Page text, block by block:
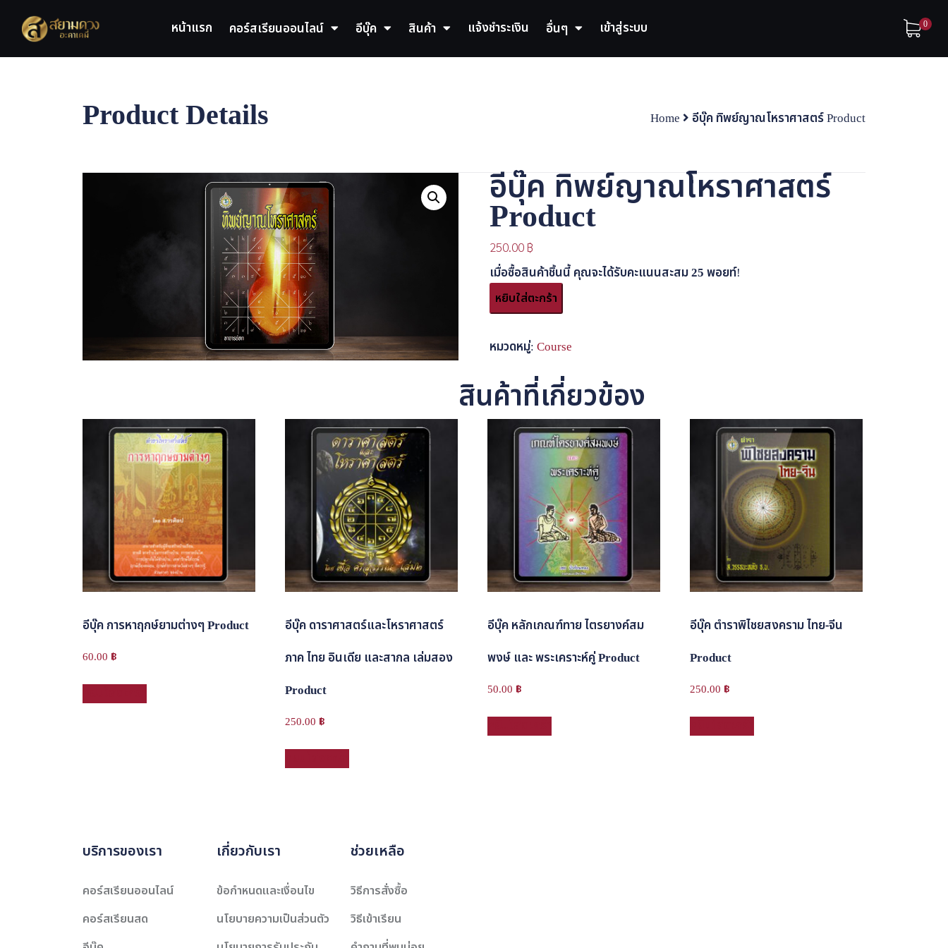
content
หน้าแรก คอร์สเรียนออนไลน์ อีบุ๊ค สินค้า แจ้งชำระเงิน อื่นๆ เข้าสู่ระบบ 0
Product Details Home อีบุ๊ค ทิพย์ญาณโหราศาสตร์ Product
อีบุ๊ค ทิพย์ญาณโหราศาสตร์
Product
250.00 ฿
เมื่อซื้อสินค้าชิ้นนี้ คุณจะได้รับคะแนนสะสม25พอยท์!
จำนวน
อี
ทิพย์
โหราศาสตร์
Product
ชิ้น
หยิบใส่ตะกร้า
หมวดหมู่:Course
สินค้าที่เกี่ยวข้อง
อีบุ๊ค การหาฤกษ์ยามต่างๆ Product
60.00 ฿
อีบุ๊ค ดาราศาสตร์และโหราศาสตร์
ภาค ไทย อินเดีย และสากล เล่มสอง
Product
250.00 ฿
อีบุ๊ค หลักเกณฑ์ทาย ไตรยางค์สม
พงษ์ และ พระเคราะห์คู่ Product
50.00 ฿
อีบุ๊ค ตำราพิไชยสงคราม ไทย-จีน
Product
250.00 ฿
บริการของเรา
คอร์สเรียนออนไลน์
คอร์สเรียนสด
เกี่ยวกับเรา
ข้อกำหนดและเงื่อนไข
นโยบายความเป็นส่วนตัว
ช่วยเหลือ
วิธีการสั่งซื้อ
วิธีเข้าเรียน